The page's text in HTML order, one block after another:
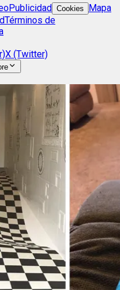
Publicidad Cookies
Mapa
Términos de
X (Twitter)